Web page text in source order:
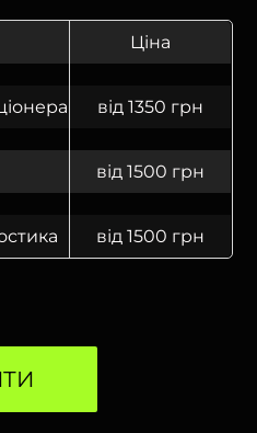
Ціна
від 1350 грн
від 1500 грн
від 1500 грн